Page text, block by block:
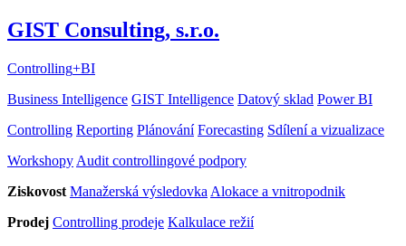
GIST Consulting, s.r.o.
Controlling+BI
Business Intelligence GIST Intelligence Datový sklad Power BI
Controlling Reporting Plánování Forecasting Sdílení a vizualizace
Workshopy Audit controllingové podpory
Ziskovost Manažerská výsledovka Alokace a vnitropodnik
Prodej Controlling prodeje Kalkulace režií